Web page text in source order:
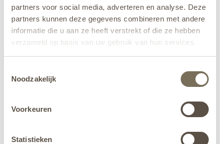
partners voor social media, adverteren en analyse. Deze
partners kunnen deze gegevens combineren met andere
informatie die u aan ze heeft verstrekt of die ze hebben
verzameld op basis van uw gebruik van hun services.
jehier.
Noodzakelijk
Voorkeuren
Statistieken